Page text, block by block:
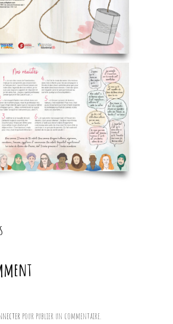
pour publier un commentaire.